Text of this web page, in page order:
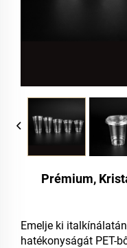
Prémium,
Emelje ki
hatékonyságát PET-